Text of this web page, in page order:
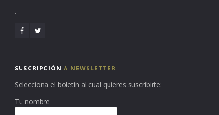
.
SUSCRIPCIÓNA NEWSLETTER
Selecciona el boletín al cual quieres suscribirte:
Tu nombre